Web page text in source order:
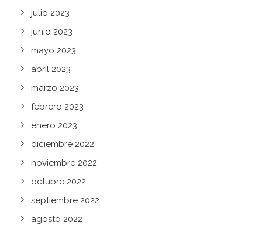
julio 2023
junio 2023
mayo 2023
abril 2023
marzo 2023
febrero 2023
enero 2023
diciembre 2022
noviembre 2022
octubre 2022
septiembre 2022
agosto 2022